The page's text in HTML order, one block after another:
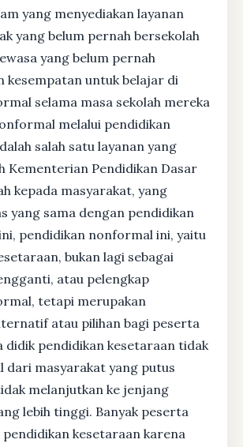
yang menyediakan layanan
yang belum pernah bersekolah
yang belum pernah
kesempatan untuk belajar di
selama masa sekolah mereka
melalui pendidikan
salah satu layanan yang
Kementerian Pendidikan Dasar
kepada masyarakat, yang
yang sama dengan pendidikan
pendidikan nonformal ini, yaitu
bukan lagi sebagai
atau pelengkap
tetapi merupakan
atau pilihan bagi peserta
didik pendidikan kesetaraan tidak
dari masyarakat yang putus
melanjutkan ke jenjang
lebih tinggi. Banyak peserta
kesetaraan karena